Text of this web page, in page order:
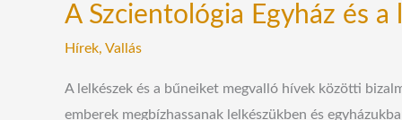
A Szcientológia Egyház és
Hírek, Vallás
A lelkészek és a bűneiket megvalló hívek közötti
emberek megbízhassanak lelkészükben és